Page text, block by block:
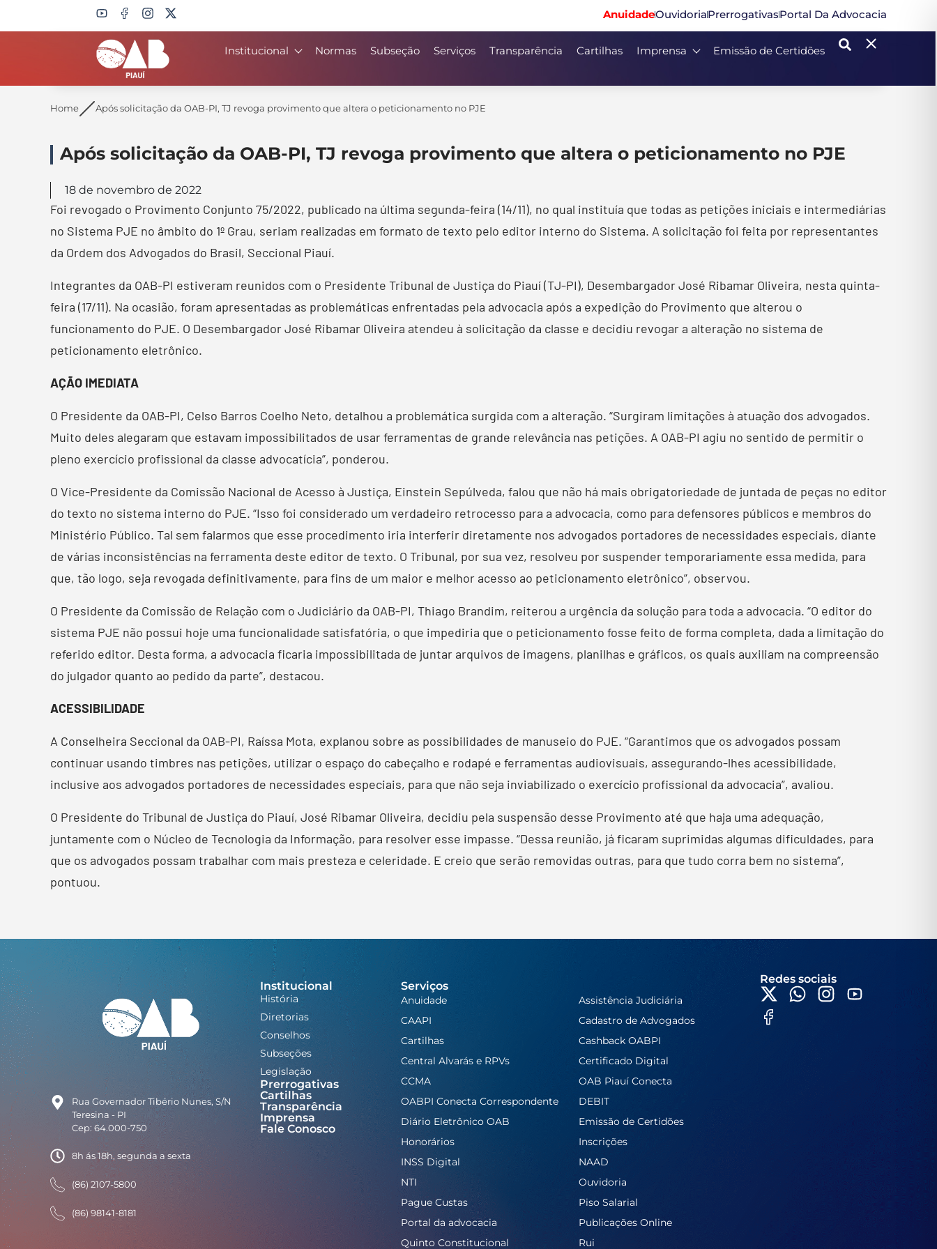
AnuidadeOuvidoriaPrerrogativasPortal Da Advocacia
Institucional Normas Subseção Serviços Transparência Cartilhas Imprensa Emissão de Certidões
Search
Home Após solicitação da OAB-PI, TJ revoga provimento que altera o peticionamento no PJE
Após solicitação da OAB-PI, TJ revoga provimento que altera o peticionamento no PJE
18 de novembro de 2022
Foi revogado o Provimento Conjunto 75/2022, publicado na última segunda-feira (14/11), no qual instituía que todas as petições iniciais e intermediárias
no Sistema PJE no âmbito do 1º Grau, seriam realizadas em formato de texto pelo editor interno do Sistema. A solicitação foi feita por representantes
da Ordem dos Advogados do Brasil, Seccional Piauí.
Integrantes da OAB-PI estiveram reunidos com o Presidente Tribunal de Justiça do Piauí (TJ-PI), Desembargador José Ribamar Oliveira, nesta quinta-
feira (17/11). Na ocasião, foram apresentadas as problemáticas enfrentadas pela advocacia após a expedição do Provimento que alterou o
funcionamento do PJE. O Desembargador José Ribamar Oliveira atendeu à solicitação da classe e decidiu revogar a alteração no sistema de
peticionamento eletrônico.
AÇÃO IMEDIATA
O Presidente da OAB-PI, Celso Barros Coelho Neto, detalhou a problemática surgida com a alteração. “Surgiram limitações à atuação dos advogados.
Muito deles alegaram que estavam impossibilitados de usar ferramentas de grande relevância nas petições. A OAB-PI agiu no sentido de permitir o
pleno exercício profissional da classe advocatícia”, ponderou.
O Vice-Presidente da Comissão Nacional de Acesso à Justiça, Einstein Sepúlveda, falou que não há mais obrigatoriedade de juntada de peças no editor
do texto no sistema interno do PJE. “Isso foi considerado um verdadeiro retrocesso para a advocacia, como para defensores públicos e membros do
Ministério Público. Tal sem falarmos que esse procedimento iria interferir diretamente nos advogados portadores de necessidades especiais, diante
de várias inconsistências na ferramenta deste editor de texto. O Tribunal, por sua vez, resolveu por suspender temporariamente essa medida, para
que, tão logo, seja revogada definitivamente, para fins de um maior e melhor acesso ao peticionamento eletrônico”, observou.
O Presidente da Comissão de Relação com o Judiciário da OAB-PI, Thiago Brandim, reiterou a urgência da solução para toda a advocacia. “O editor do
sistema PJE não possui hoje uma funcionalidade satisfatória, o que impediria que o peticionamento fosse feito de forma completa, dada a limitação do
referido editor. Desta forma, a advocacia ficaria impossibilitada de juntar arquivos de imagens, planilhas e gráficos, os quais auxiliam na compreensão
do julgador quanto ao pedido da parte”, destacou.
ACESSIBILIDADE
A Conselheira Seccional da OAB-PI, Raíssa Mota, explanou sobre as possibilidades de manuseio do PJE. “Garantimos que os advogados possam
continuar usando timbres nas petições, utilizar o espaço do cabeçalho e rodapé e ferramentas audiovisuais, assegurando-lhes acessibilidade,
inclusive aos advogados portadores de necessidades especiais, para que não seja inviabilizado o exercício profissional da advocacia”, avaliou.
O Presidente do Tribunal de Justiça do Piauí, José Ribamar Oliveira, decidiu pela suspensão desse Provimento até que haja uma adequação,
juntamente com o Núcleo de Tecnologia da Informação, para resolver esse impasse. “Dessa reunião, já ficaram suprimidas algumas dificuldades, para
que os advogados possam trabalhar com mais presteza e celeridade. E creio que serão removidas outras, para que tudo corra bem no sistema”,
pontuou.
Rua Governador Tibério Nunes, S/N
Teresina - PI
Cep: 64.000-750
8h ás 18h, segunda a sexta
(86) 2107-5800
(86) 98141-8181
Institucional
História
Diretorias
Conselhos
Subseções
Legislação
Prerrogativas
Cartilhas
Transparência
Imprensa
Fale Conosco
Serviços
Anuidade
Assistência Judiciária
CAAPI
Cadastro de Advogados
Cartilhas
Cashback OABPI
Central Alvarás e RPVs
Certificado Digital
CCMA
OAB Piauí Conecta
OABPI Conecta Correspondente
DEBIT
Diário Eletrônico OAB
Emissão de Certidões
Honorários
Inscrições
INSS Digital
NAAD
NTI
Ouvidoria
Pague Custas
Piso Salarial
Portal da advocacia
Publicações Online
Quinto Constitucional
Rui
Redes sociais